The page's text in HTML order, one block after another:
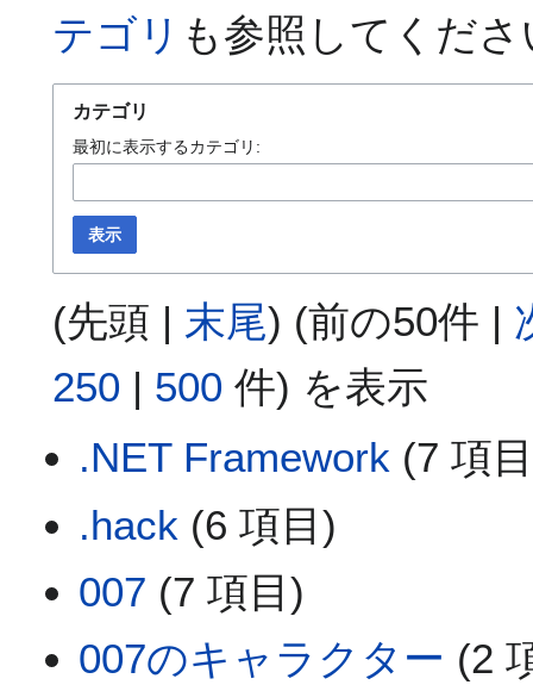
テゴリ も参照してくださ
カテゴリ
最初に表示するカテゴリ:
表示
(先頭 | 末尾) (前の50件 |
250 | 500 件) を表示
.NET Framework (7 項
.hack (6 項目)
007 (7 項目)
007のキャラクター (2